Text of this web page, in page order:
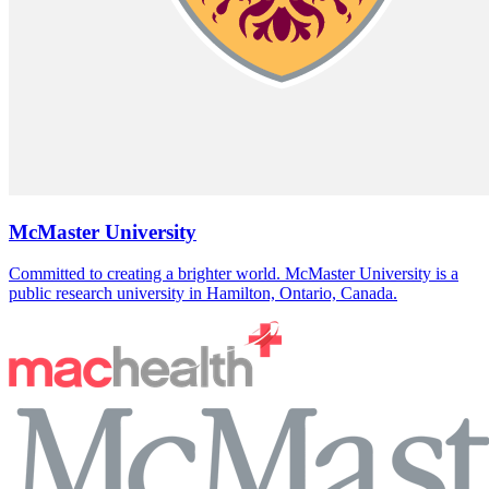
McMaster University
Committed to creating a brighter world. McMaster University is a
public research university in Hamilton, Ontario, Canada.